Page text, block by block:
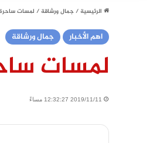
الرئيسية/جمال ورشاقة/ لمسات
اهم الأخبار جمال ورشاقة
لمسات
2019/11/11 12:32:27 مساءً